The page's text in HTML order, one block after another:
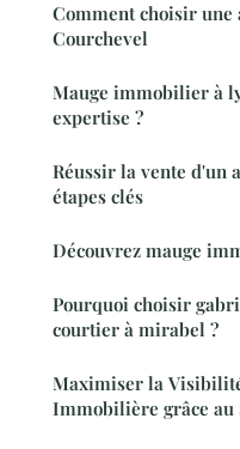
Comment choisir
Courchevel
Mauge immobilier à
expertise ?
Réussir la vente d'un
étapes clés
Découvrez mauge
Pourquoi choisir
courtier à mirabel ?
Maximiser la
Immobilière grâce au